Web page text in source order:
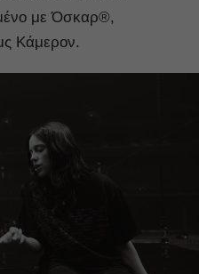
με Όσκαρ®,
Κάμερον.